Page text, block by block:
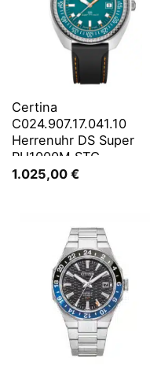
Certina
C024.907.17.041.10
Herrenuhr DS Super
PH1000M STC
1.025,00 €